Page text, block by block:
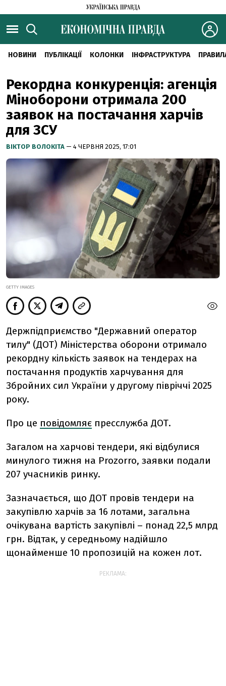
НОВИНИ ПУБЛІКАЦІЇ КОЛОНКИ ІНФРАСТРУКТУРА
Рекордна конкуренція: агенція
Міноборони отримала 200
заявок на постачання харчів
для ЗСУ
ВІКТОР ВОЛОКІТА — 4 ЧЕРВНЯ 2025, 17:01
GETTY IMAGES
Держпідприємство "Державний оператор
тилу" (ДОТ) Міністерства оборони отримало
рекордну кількість заявок на тендерах на
постачання продуктів харчування для
Збройних сил України у другому півріччі 2025
року.
Про це повідомляє пресслужба ДОТ.
Загалом на харчові тендери, які відбулися
минулого тижня на Prozorro, заявки подали
207 учасників ринку.
Зазначається, що ДОТ провів тендери на
закупівлю харчів за 16 лотами, загальна
очікувана вартість закупівлі – понад 22,5 млрд
грн. Відтак, у середньому надійшло
щонайменше 10 пропозицій на кожен лот.
РЕКЛАМА: